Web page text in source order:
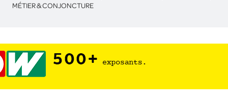
MÉTIER & CONJONCTURE